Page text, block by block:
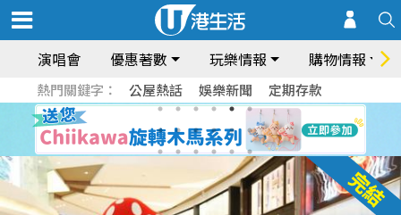
演唱會 優惠著數 玩樂情報 購物情報
熱門關鍵字： 公屋熱話 娛樂新聞 定期存款